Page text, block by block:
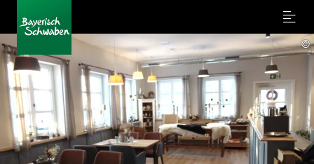
Menu
©